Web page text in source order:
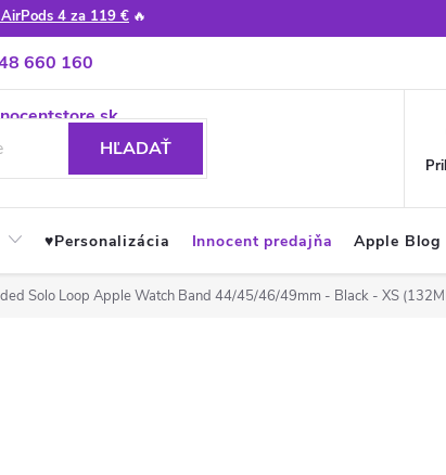
4 za 119 € 🔥
660 160
a tipy
HĽADAŤ
♥︎Personalizácia Innocent predajňa Apple Blog
Solo Loop Apple Watch Band 44/45/46/49mm - Black - XS